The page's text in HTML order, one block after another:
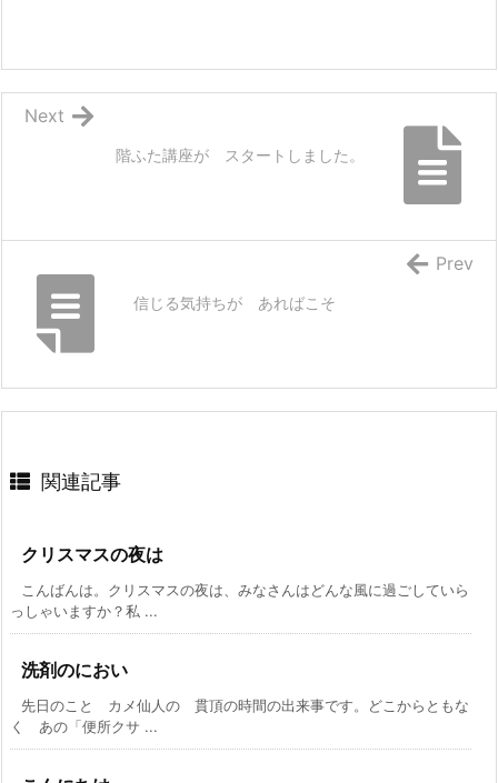
階ふた講座が スタートしました。
Next
信じる気持ちが あればこそ
Prev
関連記事
クリスマスの夜は
こんばんは。クリスマスの夜は、みなさんはどんな風に過ごしていら
っしゃいますか？私 ...
洗剤のにおい
先日のこと カメ仙人の 貫頂の時間の出来事です。どこからともな
く あの「便所クサ ...